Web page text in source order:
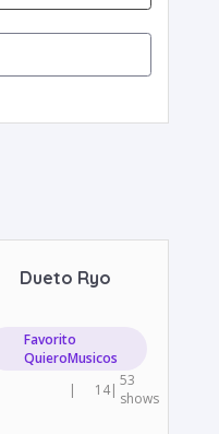
Dueto Ryo
Favorito
QuieroMusicos
| 14| 53
shows